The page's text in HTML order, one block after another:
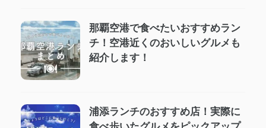
那覇空港で食べたいおすすめラン
チ！空港近くのおいしいグルメも
紹介します！
浦添ランチのおすすめ店！実際に